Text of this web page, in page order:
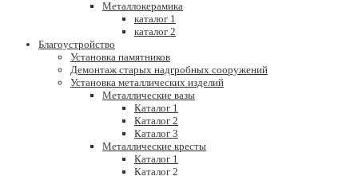
Металлокерамика
каталог 1
каталог 2
Благоустройство
Установка памятников
Демонтаж старых надгробных сооружений
Установка металлических изделий
Металлические вазы
Каталог 1
Каталог 2
Каталог 3
Металлические кресты
Каталог 1
Каталог 2